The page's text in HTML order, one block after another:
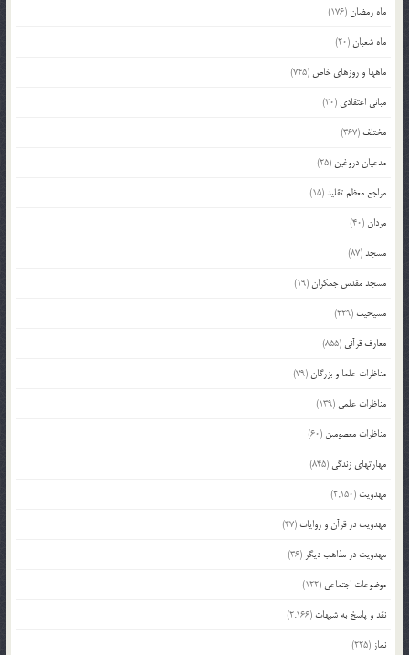
ماه رمضان(176)
ماه شعبان(20)
ماهها و روزهای خاص (745)
مبانی اعتقادی (20)
مختلف (367)
مدعیان دروغین (25)
مراجع معظم تقلید(15)
مردان(40)
مسجد(87)
مسجد مقدس جمکران(19)
مسیحیت (229)
معارف قرآنی (855)
مناظرات علما و بزرگان(79)
مناظرات علمی (139)
مناظرات معصومین (60)
مهارتهای زندگی (845)
مهدویت (2,150)
مهدویت در قرآن و روایات (47)
مهدویت در مذاهب دیگر (36)
موضوعات اجتماعی (122)
نقد و پاسخ به شبهات (2,166)
نماز (225)